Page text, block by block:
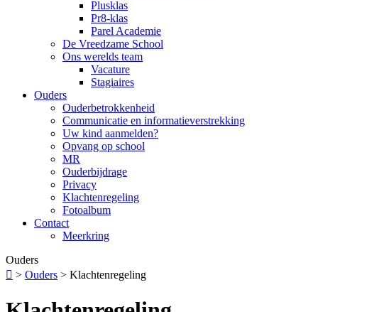
Plusklas
Pr8-klas
Parel Academie
De Vreedzame School
Ons werelds team
Vacature
Stagiaires
Ouders
Ouderbetrokkenheid
Communicatie en informatieverstrekking
Uw kind aanmelden?
Opvang op school
MR
Ouderbijdrage
Privacy
Klachtenregeling
Fotoalbum
Contact
Meerkring
Ouders
 > Ouders > Klachtenregeling